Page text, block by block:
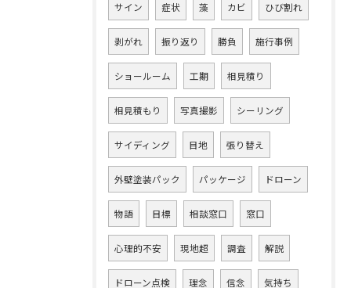
サイン 症状 藻 カビ ひび割れ
剥がれ 振り返り 勝負 施行事例
ショールーム 工期 相見積り
相見積もり 写真撮影 シーリング
サイディング 目地 張り替え
外壁塗装パック パッケージ ドローン
物語 目標 相談窓口 窓口
心理的不安 現地超 調査 解説
ドローン点検 理念 信念 気持ち